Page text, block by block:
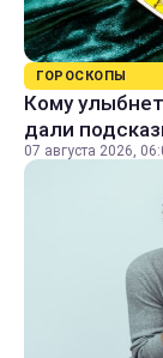
ГОРОСКОПЫ
Кому
дали
07 августа 2026,